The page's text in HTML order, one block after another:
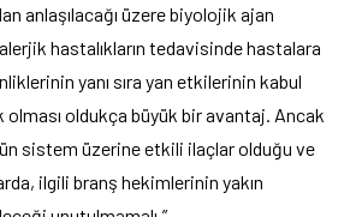
anlaşılacağı üzere biyolojik ajan
hastalıkların tedavisinde hastalara
yanı sıra yan etkilerinin kabul
oldukça büyük bir avantaj. Ancak
sistem üzerine etkili ilaçlar olduğu ve
ilgili branş hekimlerinin yakın